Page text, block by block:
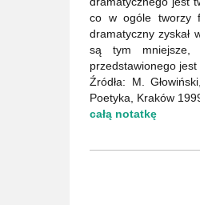
co w ogóle tworzy
dramatyczny zyskał
są tym mniejsze,
przedstawionego
Źródła: M.
Poetyka, Kraków
całą notatkę